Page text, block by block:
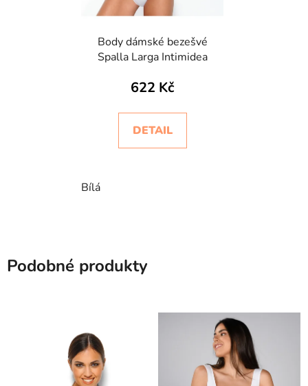
Body dámské bezešvé
Spalla Larga Intimidea
622 Kč
DETAIL
Bílá
Podobné produkty